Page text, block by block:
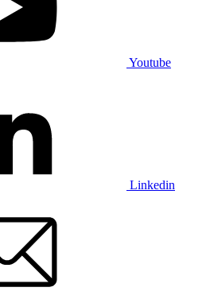
Youtube
Linkedin